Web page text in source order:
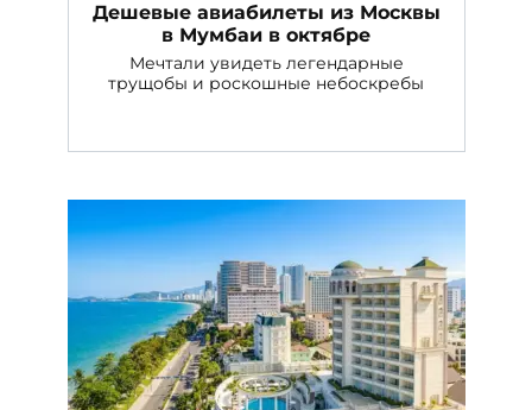
Дешевые авиабилеты из Москвы
в Мумбаи в октябре
Мечтали увидеть легендарные
трущобы и роскошные небоскребы